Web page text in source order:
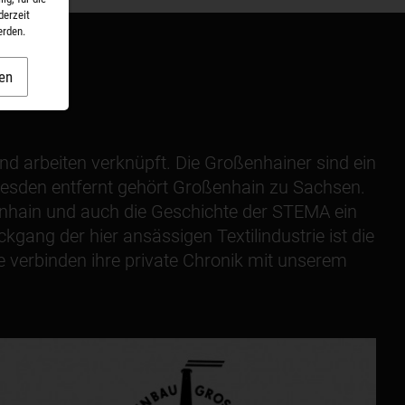
arbeiten verknüpft. Die Großenhainer sind ein
entfernt gehört Großenhain zu Sachsen.
und auch die Geschichte der STEMA ein
der hier ansässigen Textilindustrie ist die
verbinden ihre private Chronik mit unserem